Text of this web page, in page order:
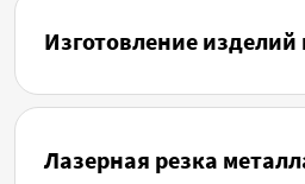
Изготовление изделий
Лазерная резка